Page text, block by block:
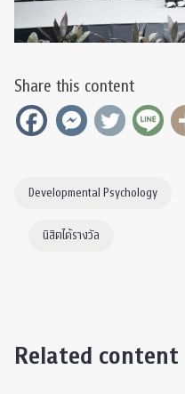
Share this content
Developmental Psychology
นิสิตได้รางวัล
Related content